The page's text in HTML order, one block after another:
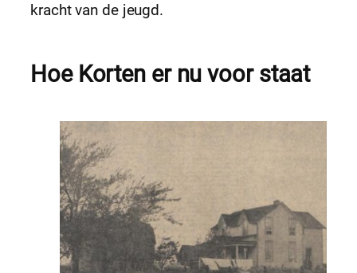
kracht van de jeugd.
Hoe Korten er nu voor staat